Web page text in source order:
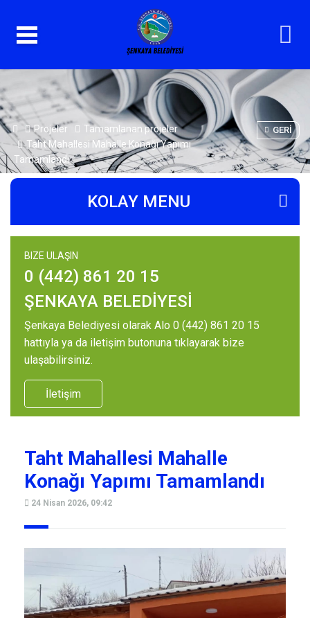
Projeler
Tamamlanan projeler
Taht Mahallesi Mahalle Konağı Yapımı
Tamamlandı
GERI
KOLAY MENU
BIZE ULAŞIN
0 (442) 861 20 15
ŞENKAYA BELEDİYESİ
Şenkaya Belediyesi olarak Alo 0 (442) 861 20 15
hattıyla ya da iletişim butonuna tıklayarak bize
ulaşabilirsiniz.
İletişim
Taht Mahallesi Mahalle
Konağı Yapımı Tamamlandı
24 Nisan 2026, 09:42